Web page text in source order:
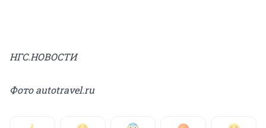
НГС.НОВОСТИ
Фото autotravel.ru